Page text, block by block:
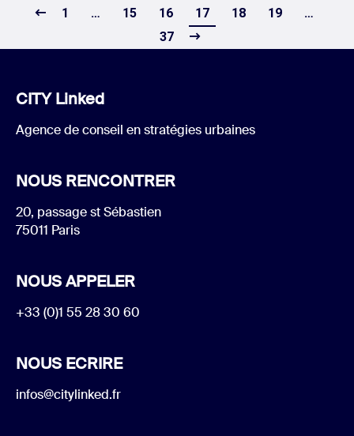
1 … 15 16 17 18 19
…
37
CITY Linked
Agence de conseil en stratégies urbaines
NOUS RENCONTRER
20, passage st Sébastien
75011 Paris
NOUS APPELER
+33 (0)1 55 28 30 60
NOUS ECRIRE
infos@citylinked.fr